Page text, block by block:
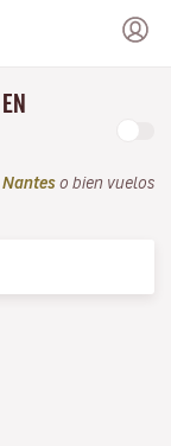
Nantes o bien vuelos